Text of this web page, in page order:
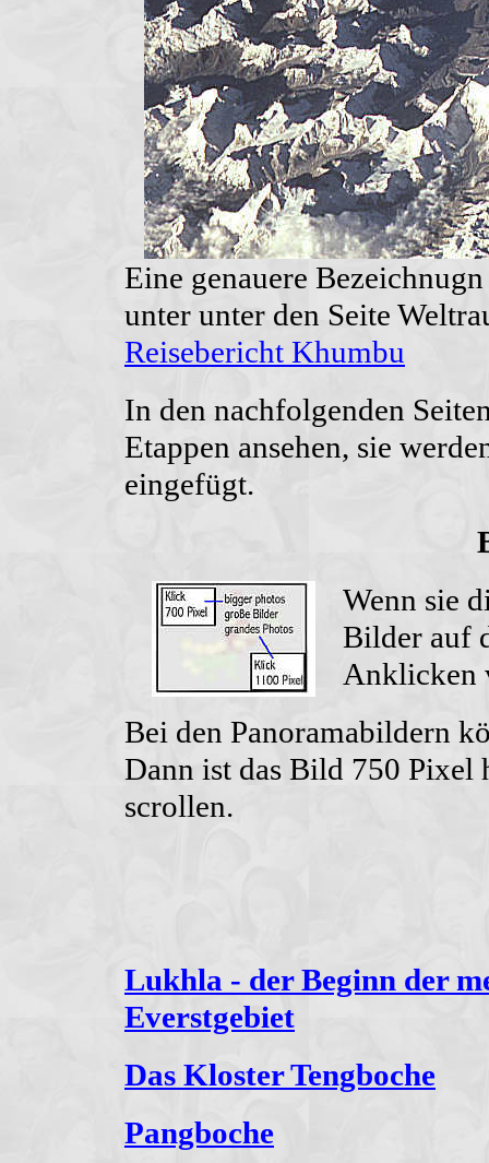
Eine genauere
unter unter den Seite
Reisebericht Khumbu
In den nachfolgenden
Etappen ansehen, sie
eingefügt.
Wenn sie
Bilder auf
Anklicken
Bei den Panoramabildern
Dann ist das Bild 750 Pixel
scrollen.
Lukhla - der Beginn der
Everstgebiet
Das Kloster Tengboche
Pangboche